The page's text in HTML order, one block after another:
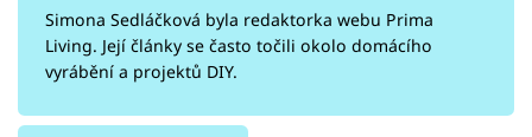
Simona Sedláčková byla redaktorka webu Prima
Living. Její články se často točili okolo domácího
vyrábění a projektů DIY.